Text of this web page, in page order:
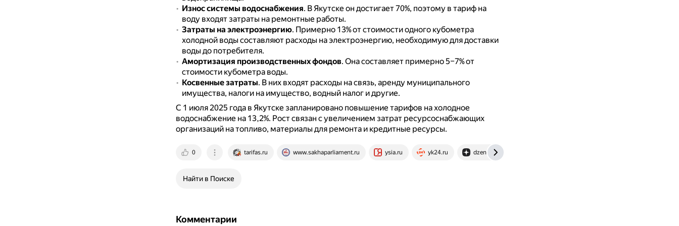
Износ системы водоснабжения. В Якутске он достигает 70%, поэтому в тариф на
воду входят затраты на ремонтные работы.
Затраты на электроэнергию. Примерно 13% от стоимости одного кубометра
холодной воды составляют расходы на электроэнергию, необходимую для доставки
воды до потребителя.
Амортизация производственных фондов. Она составляет примерно 5–7% от
стоимости кубометра воды.
Косвенные затраты. В них входят расходы на связь, аренду муниципального
имущества, налоги на имущество, водный налог и другие.
С 1 июля 2025 года в Якутске запланировано повышение тарифов на холодное
водоснабжение на 13,2%. Рост связан с увеличением затрат ресурсоснабжающих
организаций на топливо, материалы для ремонта и кредитные ресурсы.
0 tarifas.ru www.sakhaparliament.ru ysia.ru yk24.ru dzen.ru
Найти в Поиске
Комментарии